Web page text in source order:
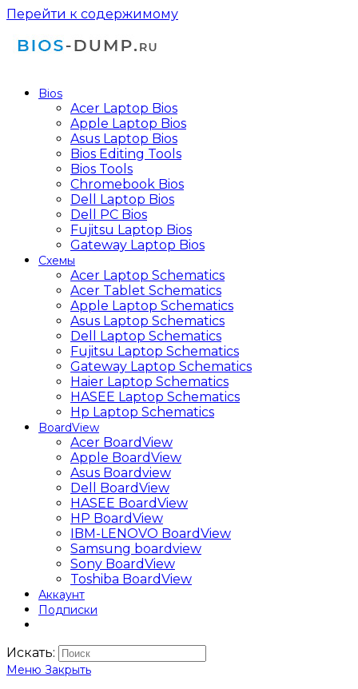
Перейти к содержимому
Bios
Acer Laptop Bios
Apple Laptop Bios
Asus Laptop Bios
Bios Editing Tools
Bios Tools
Chromebook Bios
Dell Laptop Bios
Dell PC Bios
Fujitsu Laptop Bios
Gateway Laptop Bios
Схемы
Acer Laptop Schematics
Acer Tablet Schematics
Apple Laptop Schematics
Asus Laptop Schematics
Dell Laptop Schematics
Fujitsu Laptop Schematics
Gateway Laptop Schematics
Haier Laptop Schematics
HASEE Laptop Schematics
Hp Laptop Schematics
BoardView
Acer BoardView
Apple BoardView
Asus Boardview
Dell BoardView
HASEE BoardView
HP BoardView
IBM-LENOVO BoardView
Samsung boardview
Sony BoardView
Toshiba BoardView
Аккаунт
Подписки
Искать:
Меню Закрыть